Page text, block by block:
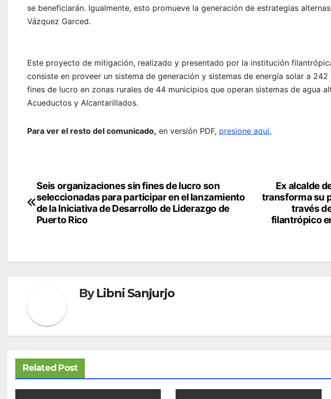
se beneficiarán. Igualmente, esto promueve la generación de estrategias
Vázquez Garced.
Este proyecto de mitigación, realizado y presentado por la institución
consiste en proveer un sistema de generación y sistemas de energía solar a
fines de lucro en zonas rurales de 44 municipios que operan sistemas de agua
Acueductos y Alcantarillados.
Para ver el resto del comunicado, en versión PDF, presione aquí.
Navegación
de
entradas
Ex alcalde
transforma su
través
filantrópico
Seis organizaciones sin fines de lucro son
seleccionadas para participar en el lanzamiento
de la Iniciativa de Desarrollo de Liderazgo de
Puerto Rico
ByLibni Sanjurjo
Related Post